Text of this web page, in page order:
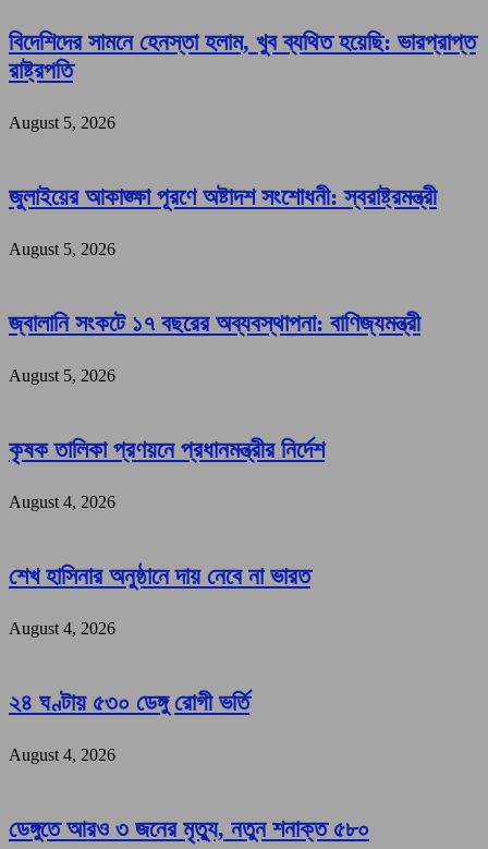
বিদেশিদের সামনে হেনস্তা হলাম, খুব ব্যথিত হয়েছি: ভারপ্রাপ্ত
রাষ্ট্রপতি
August 5, 2026
জুলাইয়ের আকাঙ্ক্ষা পূরণে অষ্টাদশ সংশোধনী: স্বরাষ্ট্রমন্ত্রী
August 5, 2026
জ্বালানি সংকটে ১৭ বছরের অব্যবস্থাপনা: বাণিজ্যমন্ত্রী
August 5, 2026
কৃষক তালিকা প্রণয়নে প্রধানমন্ত্রীর নির্দেশ
August 4, 2026
শেখ হাসিনার অনুষ্ঠানে দায় নেবে না ভারত
August 4, 2026
২৪ ঘণ্টায় ৫৩০ ডেঙ্গু রোগী ভর্তি
August 4, 2026
ডেঙ্গুতে আরও ৩ জনের মৃত্যু, নতুন শনাক্ত ৫৮০